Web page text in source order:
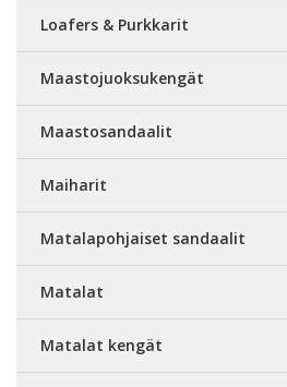
Loafers & Purkkarit
Maastojuoksukengät
Maastosandaalit
Maiharit
Matalapohjaiset sandaalit
Matalat
Matalat kengät